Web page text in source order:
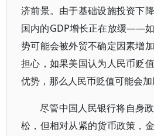
济前景。由于基础设施投资下
国内的GDP增长正在放缓——
势可能会被外贸不确定因素增
担心，如果美国认为人民币贬
优势，那么人民币贬值可能会加
尽管中国人民银行将自身
松，但相对从紧的货币政策，